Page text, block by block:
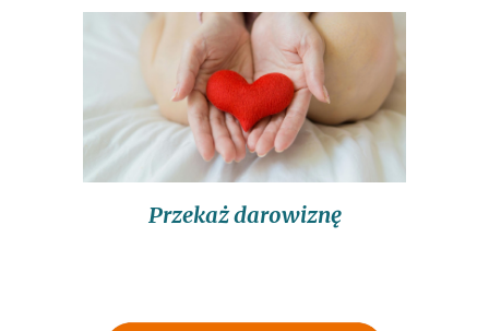
Przekaż darowiznę